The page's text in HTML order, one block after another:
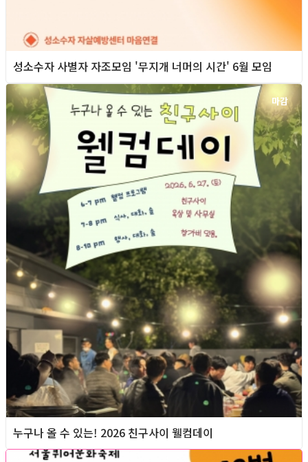
성소수자 사별자 자조모임 '무지개 너머의 시간' 6월 모임
마감
누구나 올 수 있는! 2026 친구사이 웰컴데이